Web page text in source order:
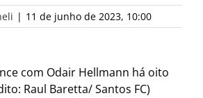
| 11 de junho de 2023, 10:00
com Odair Hellmann há oito
Raul Baretta/ Santos FC)